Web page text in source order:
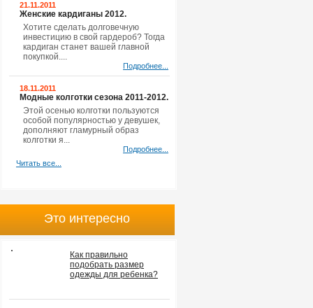
21.11.2011
Женские кардиганы 2012.
Хотите сделать долговечную
инвестицию в свой гардероб? Тогда
кардиган станет вашей главной
покупкой....
Подробнее...
18.11.2011
Модные колготки сезона 2011-2012.
Этой осенью колготки пользуются
особой популярностью у девушек,
дополняют гламурный образ
колготки я...
Подробнее...
Читать все...
Это интересно
Как правильно
подобрать размер
одежды для ребенка?